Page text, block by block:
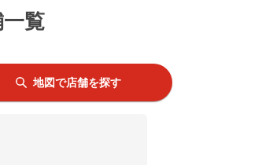
覧
地図で店舗を探す